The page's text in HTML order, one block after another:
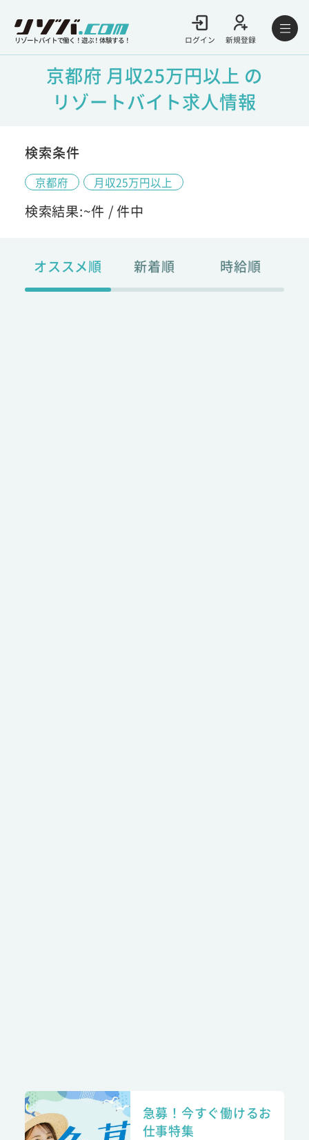
リゾートバイトで働く！遊ぶ！体験する！ ログイン 新規登録
京都府 月収25万円以上 の
リゾートバイト求人情報
検索条件
京都府 月収25万円以上
検索結果:~件 /件中
オススメ順 新着順 時給順
急募！今すぐ働けるお
仕事特集